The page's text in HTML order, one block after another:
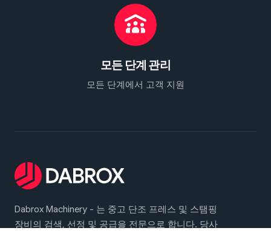
모든 단계 관리
모든 단계에서 고객 지원
Dabrox Machinery - 는 중고 단조 프레스 및 스탬핑
장비의 검색, 선정 및 공급을 전문으로 합니다. 당사